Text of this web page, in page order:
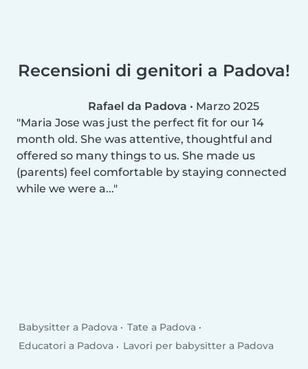
Recensioni di genitori a Padova!
Rafael da Padova • Marzo 2025
Maria Jose was just the perfect fit for our 14
month old. She was attentive, thoughtful and
offered so many things to us. She made us
(parents) feel comfortable by staying connected
while we were a...
Babysitter a Padova
Tate a Padova
Educatori a Padova
Lavori per babysitter a Padova